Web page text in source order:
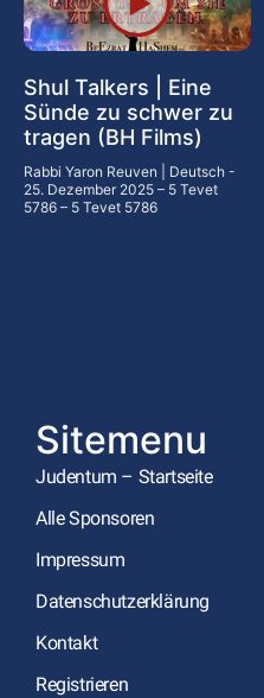
Shul Talkers | Eine
Sünde zu schwer zu
tragen (BH Films)
Rabbi Yaron Reuven | Deutsch
25. Dezember 2025 – 5 Tevet
5786 – 5 Tevet 5786
Sitemenu
Judentum – Startseite
Alle Sponsoren
Impressum
Datenschutzerklärung
Kontakt
Registrieren